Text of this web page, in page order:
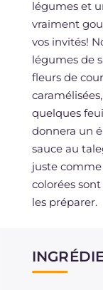
légumes et
vraiment
vos invités!
légumes de
fleurs de
quelques
donnera un
sauce au
juste
colorées
les préparer.